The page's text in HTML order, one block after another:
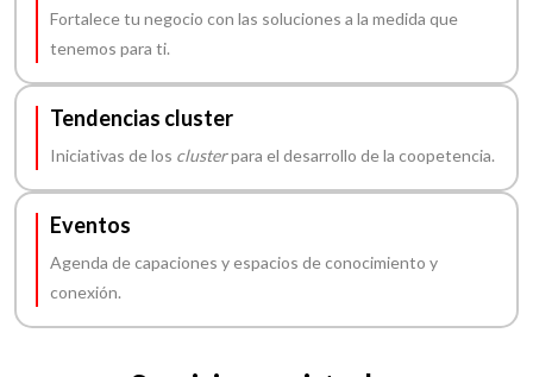
Fortalece tu negocio con las soluciones a la medida que
tenemos para ti.
Tendencias cluster
Iniciativas de los clusterpara el desarrollo de la coopetencia.
Eventos
Agenda de capaciones y espacios de conocimiento y
conexión.